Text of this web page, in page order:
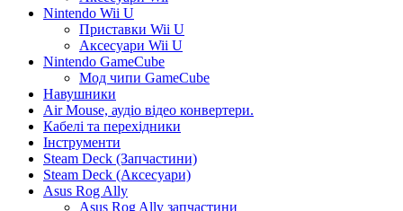
Nintendo Wii U
Приставки Wii U
Аксесуари Wii U
Nintendo GameCube
Мод чипи GameCube
Навушники
Air Mouse, аудіо відео конвертери.
Кабелі та перехідники
Інструменти
Steam Deck (Запчастини)
Steam Deck (Аксесуари)
Asus Rog Ally
Asus Rog Ally запчастини